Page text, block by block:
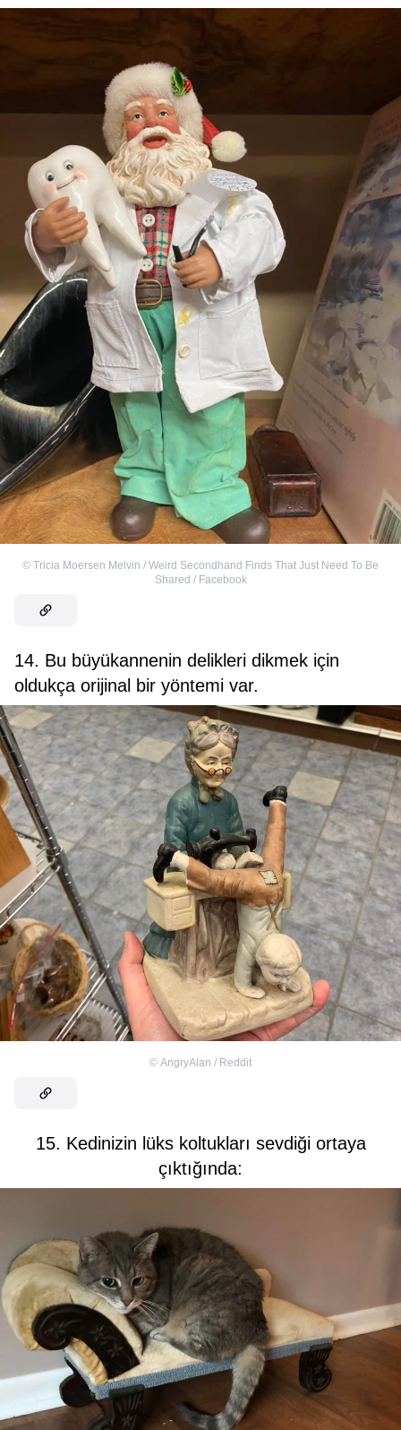
© Tricia Moersen Melvin / Weird Secondhand Finds That Just Need To Be
Shared / Facebook
14. Bu büyükannenin delikleri dikmek için
oldukça orijinal bir yöntemi var.
© AngryAlan / Reddit
15. Kedinizin lüks koltukları sevdiği ortaya
çıktığında: